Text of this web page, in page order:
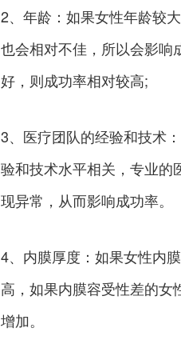
2、年龄：如果女性年龄较
也会相对不佳，所以会影响
好，则成功率相对较高;
3、医疗团队的经验和技术
验和技术水平相关，专业的
现异常，从而影响成功率。
4、内膜厚度：如果女性内
高，如果内膜容受性差的女
增加。